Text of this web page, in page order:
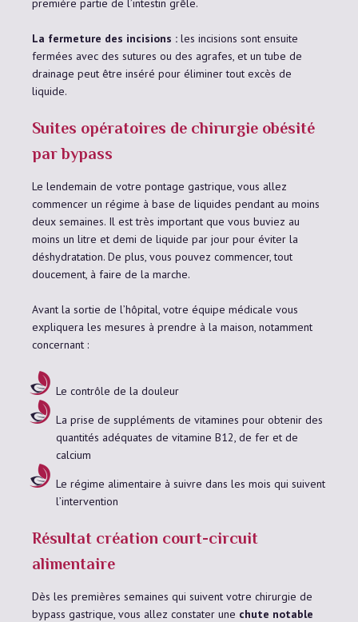
première partie de l’intestin grêle.
La fermeture des incisions : les incisions sont ensuite
fermées avec des sutures ou des agrafes, et un tube de
drainage peut être inséré pour éliminer tout excès de
liquide.
Suites opératoires de chirurgie obésité
par bypass
Le lendemain de votre pontage gastrique, vous allez
commencer un régime à base de liquides pendant au moins
deux semaines. Il est très important que vous buviez au
moins un litre et demi de liquide par jour pour éviter la
déshydratation. De plus, vous pouvez commencer, tout
doucement, à faire de la marche.
Avant la sortie de l’hôpital, votre équipe médicale vous
expliquera les mesures à prendre à la maison, notamment
concernant :
Le contrôle de la douleur
La prise de suppléments de vitamines pour obtenir des
quantités adéquates de vitamine B12, de fer et de
calcium
Le régime alimentaire à suivre dans les mois qui suivent
l’intervention
Résultat création court-circuit
alimentaire
Dès les premières semaines qui suivent votre chirurgie de
bypass gastrique, vous allez constater une chute notable